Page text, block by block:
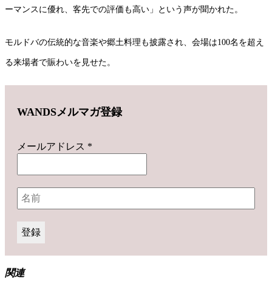
ーマンスに優れ、客先での評価も高い」という声が聞かれた。
モルドバの伝統的な音楽や郷土料理も披露され、会場は100名を超え
る来場者で賑わいを見せた。
WANDSメルマガ登録
メールアドレス *
関連